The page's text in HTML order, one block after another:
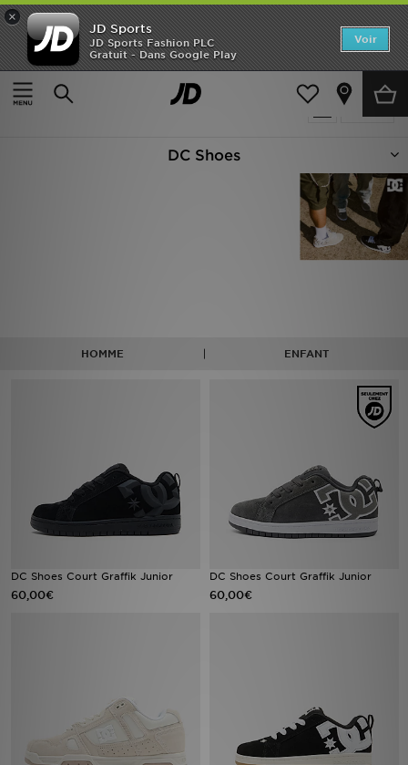
×
JD Sports
JD Sports Fashion PLC
Gratuit - Dans Google Play
Voir
Accueil
DC Shoes
Produits 17
DC Shoes
HOMME ENFANT
DC Shoes Court Graffik Junior
60,00€
DC Shoes Court Graffik Junior
60,00€
Accueil
Nouveautés
Suivre Ma Commande
Service client
Nos Magasins